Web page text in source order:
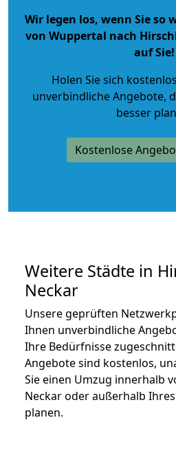
Wir legen los, wenn Sie so
von Wuppertal nach
auf Sie!
Holen Sie sich
unverbindliche Angebote,
besser
Kostenlose
Weitere Städte in
Neckar
Unsere geprüften
Ihnen unverbindliche
Ihre Bedürfnisse
Angebote sind kostenlos,
Sie einen Umzug innerhalb
Neckar oder außerhalb
planen.